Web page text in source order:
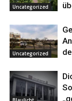
Uncategorized
Uncategorized